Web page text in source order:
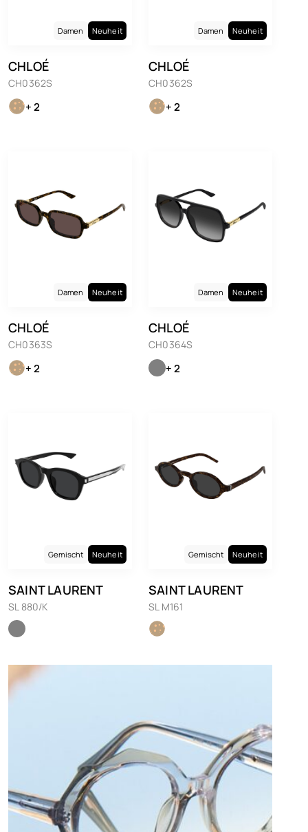
Damen Neuheit
CHLOÉ
CH0362S
+ 2
Damen Neuheit
CHLOÉ
CH0362S
+ 2
Damen Neuheit
CHLOÉ
CH0363S
+ 2
Damen Neuheit
CHLOÉ
CH0364S
+ 2
Gemischt Neuheit
SAINT LAURENT
SL 880/K
Gemischt Neuheit
SAINT LAURENT
SL M161